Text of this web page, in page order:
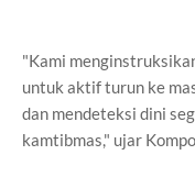
"Kami
untuk aktif turun ke
dan mendeteksi dini
kamtibmas," ujar